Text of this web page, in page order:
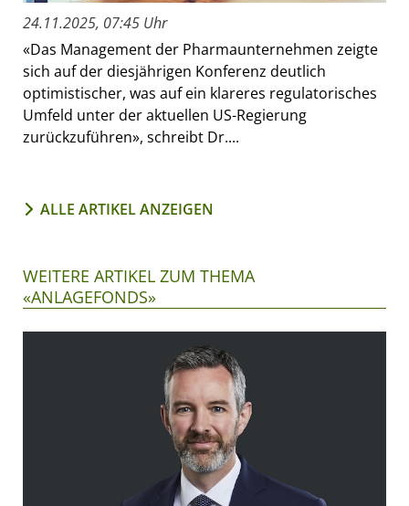
24.11.2025, 07:45 Uhr
«Das Management der Pharmaunternehmen zeigte
sich auf der diesjährigen Konferenz deutlich
optimistischer, was auf ein klareres regulatorisches
Umfeld unter der aktuellen US-Regierung
zurückzuführen», schreibt Dr....
ALLE ARTIKEL ANZEIGEN
WEITERE ARTIKEL ZUM THEMA
«ANLAGEFONDS»